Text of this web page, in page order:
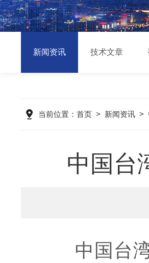
新闻资讯 技术文章
当前位置： 首页> 新闻资讯>
中国台
中国台湾